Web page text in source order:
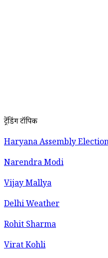
ट्रेंडिंग टॉपिक
Haryana Assembly
Narendra Modi
Vijay Mallya
Delhi Weather
Rohit Sharma
Virat Kohli